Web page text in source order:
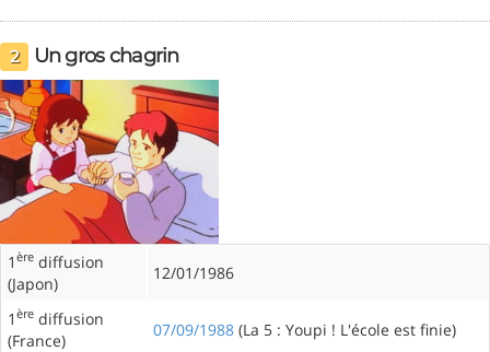
2 Un gros chagrin
1 ère diffusion
(Japon)
12/01/1986
1 ère diffusion
(France)
07/09/1988 (La 5 : Youpi ! L'école est finie)